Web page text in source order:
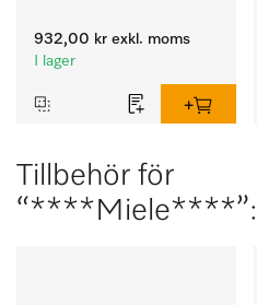
932,00 kr exkl. moms
I lager
Tillbehör för
“****Miele****”: